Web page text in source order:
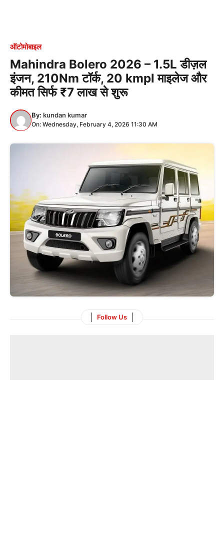
ऑटोमोबाइल
Mahindra Bolero 2026 – 1.5L डीज़ल
इंजन, 210Nm टॉर्क, 20 kmpl माइलेज और
कीमत सिर्फ ₹7 लाख से शुरू
By: kundan kumar
On: Wednesday, February 4, 2026 11:30 AM
Follow Us